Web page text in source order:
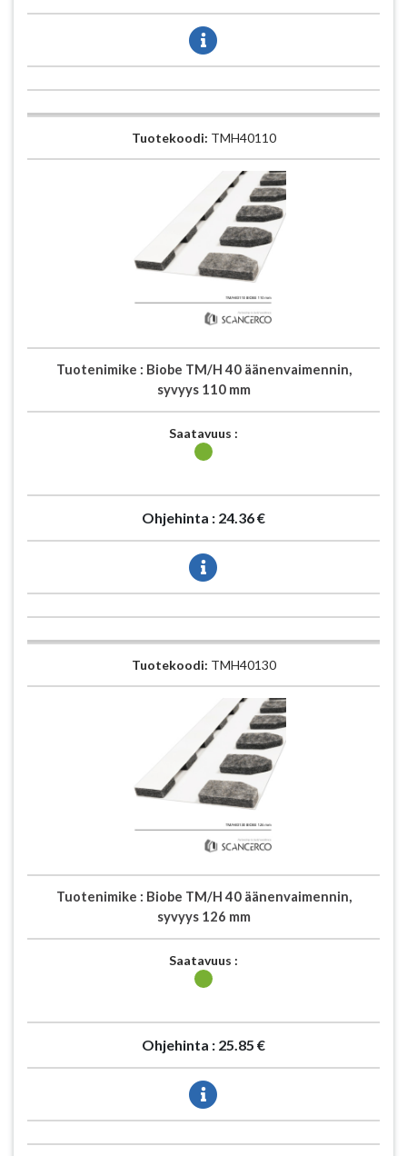
Tuotekoodi: TMH40110
Tuotenimike : Biobe TM/H 40 äänenvaimennin,
syvyys 110 mm
Saatavuus :
Ohjehinta : 24.36 €
Tuotekoodi: TMH40130
Tuotenimike : Biobe TM/H 40 äänenvaimennin,
syvyys 126 mm
Saatavuus :
Ohjehinta : 25.85 €